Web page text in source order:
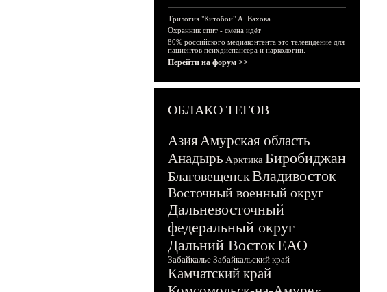
Трилогия "Китобои" А. Вахова.
Охранник спит - смена идёт
80% российского медиаконтента это телевидение для
пациентов психдиспансера и наркологии.
Перейти на форум >>
ОБЛАКО ТЕГОВ
АзияАмурская область
Анадырь Арктика Биробиджан
БлаговещенскВладивосток
Восточный военный округ
Дальневосточный
федеральный округ
Дальний ВостокЕАО
Забайкалье Забайкальский край
Камчатский край